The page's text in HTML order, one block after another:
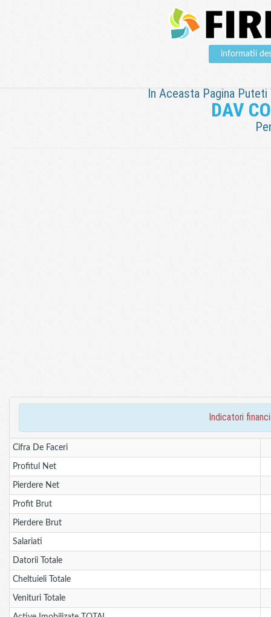
informatii
In Aceasta Pagina
DAV
indicatori
Cifra De Faceri
Profitul Net
Pierdere Net
Profit Brut
Pierdere Brut
Salariati
Datorii Totale
Cheltuieli Totale
Venituri Totale